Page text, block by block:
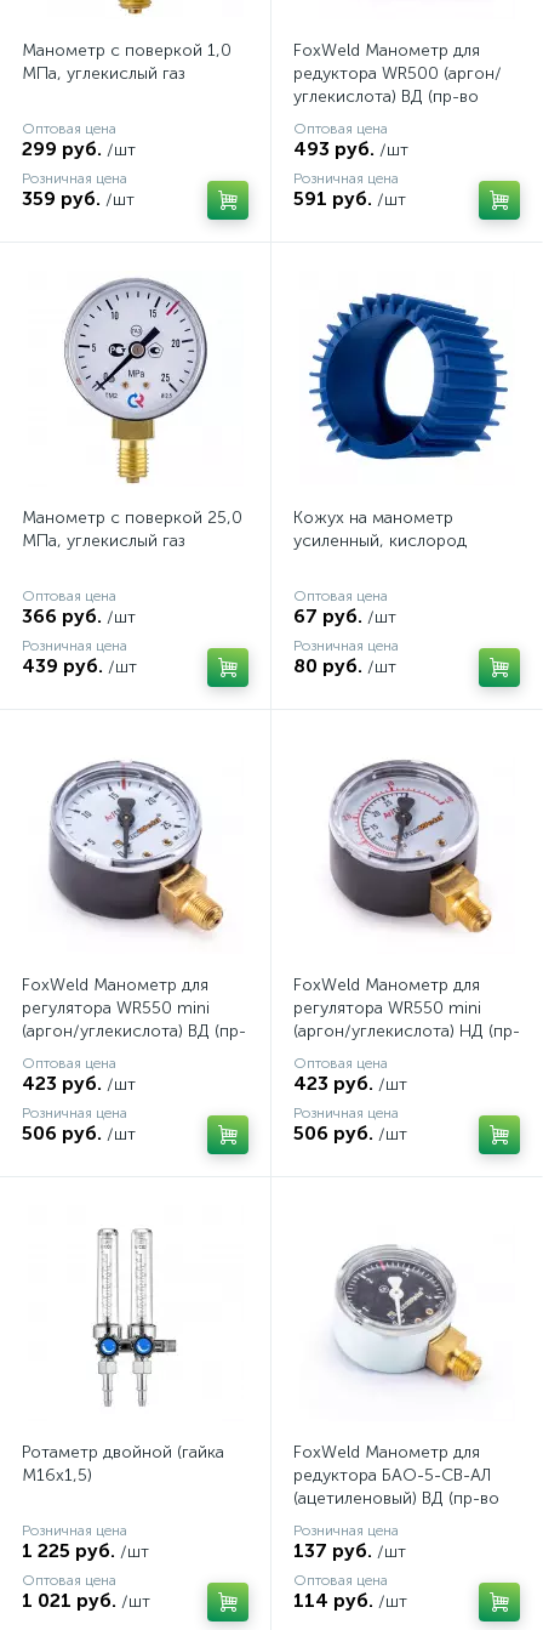
Манометр с поверкой 1,0
МПа, углекислый газ
Оптовая цена
299 руб. /шт
Розничная цена
359 руб. /шт
FoxWeld Манометр для
редуктора WR500 (аргон/
углекислота) ВД (пр-во
FoxWeld/КНР)
Оптовая цена
493 руб. /шт
Розничная цена
591 руб. /шт
Манометр с поверкой 25,0
МПа, углекислый газ
Оптовая цена
366 руб. /шт
Розничная цена
439 руб. /шт
Кожух на манометр
усиленный, кислород
Оптовая цена
67 руб. /шт
Розничная цена
80 руб. /шт
FoxWeld Манометр для
регулятора WR550 mini
(аргон/углекислота) ВД (пр-
во FoxWeld/КНР)
Оптовая цена
423 руб. /шт
Розничная цена
506 руб. /шт
FoxWeld Манометр для
регулятора WR550 mini
(аргон/углекислота) НД (пр-
во FoxWeld/КНР)
Оптовая цена
423 руб. /шт
Розничная цена
506 руб. /шт
Ротаметр двойной (гайка
М16х1,5)
Розничная цена
1 225 руб. /шт
Оптовая цена
1 021 руб. /шт
FoxWeld Манометр для
редуктора БАО-5-СВ-АЛ
(ацетиленовый) ВД (пр-во
FoxWeld/КНР)
Розничная цена
137 руб. /шт
Оптовая цена
114 руб. /шт